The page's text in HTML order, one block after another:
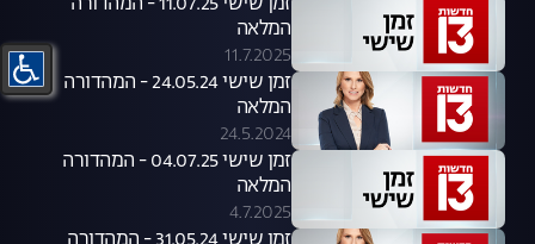
המלאה
11.7.2025
זמן שישי 24.05.24 - המהדורה
המלאה
24.5.2024
זמן שישי 04.07.25 - המהדורה
המלאה
4.7.2025